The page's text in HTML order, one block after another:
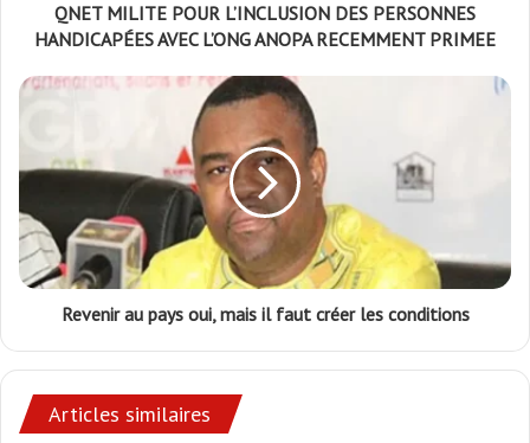
QNET MILITE POUR L’INCLUSION DES PERSONNES
HANDICAPÉES AVEC L’ONG ANOPA RECEMMENT PRIMEE
Revenir au pays oui, mais il faut créer les conditions
Articles similaires